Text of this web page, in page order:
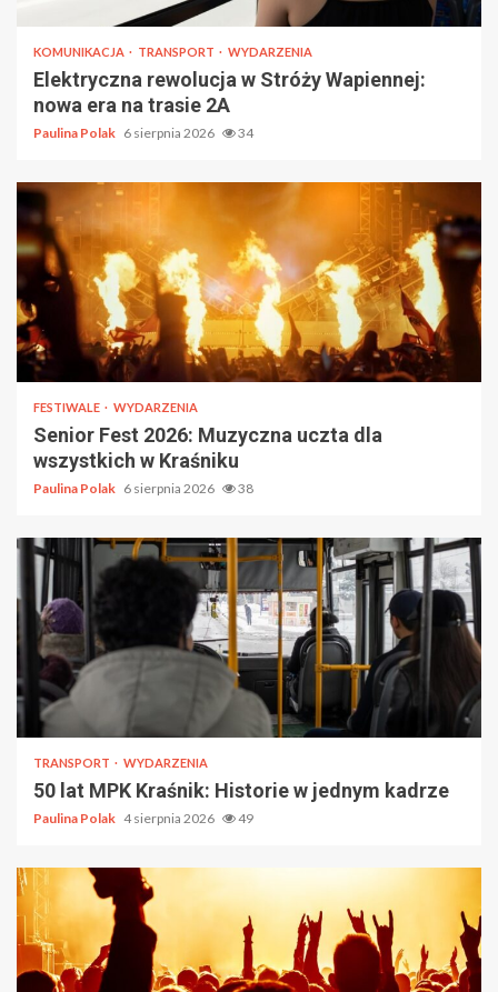
KOMUNIKACJA TRANSPORT WYDARZENIA
Elektryczna rewolucja w Stróży Wapiennej:
nowa era na trasie 2A
Paulina Polak 6 sierpnia 2026 34
FESTIWALE WYDARZENIA
Senior Fest 2026: Muzyczna uczta dla
wszystkich w Kraśniku
Paulina Polak 6 sierpnia 2026 38
TRANSPORT WYDARZENIA
50 lat MPK Kraśnik: Historie w jednym kadrze
Paulina Polak 4 sierpnia 2026 49